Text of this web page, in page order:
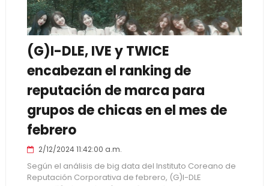
(G)I-DLE, IVE y TWICE
encabezan el ranking de
reputación de marca para
grupos de chicas en el mes de
febrero
2/12/2024 11:42:00 a.m.
Según el análisis de big data del Instituto Coreano de
Reputación Corporativa de febrero, (G)I-DLE